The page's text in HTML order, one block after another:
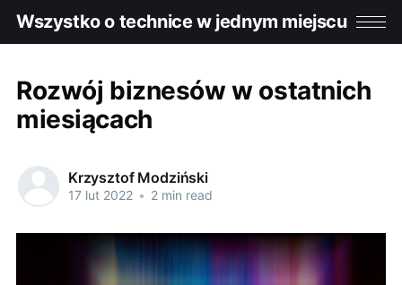
Wszystko o technice w jednym miejscu
Rozwój biznesów w ostatnich
miesiącach
Krzysztof Modziński
17 lut 2022 • 2 min read